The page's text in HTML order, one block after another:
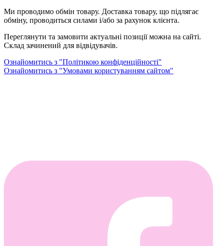
Ми проводимо обмін товару. Доставка товару, що підлягає
обміну, проводиться силами і/або за рахунок клієнта.
Переглянути та замовити актуальні позиції можна на сайті.
Склад зачинений для відвідувачів.
Ознайомитись з "Політикою конфіденційності"
Ознайомитись з "Умовами користуванням сайтом"